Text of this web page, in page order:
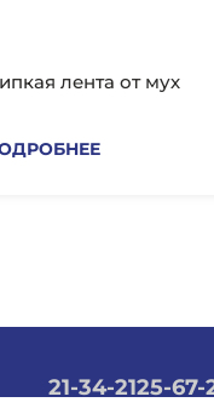
лента от мух
21-34-2125-67-